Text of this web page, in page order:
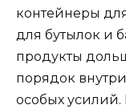
контейнеры
для бутылок и
продукты
порядок
особых усилий.